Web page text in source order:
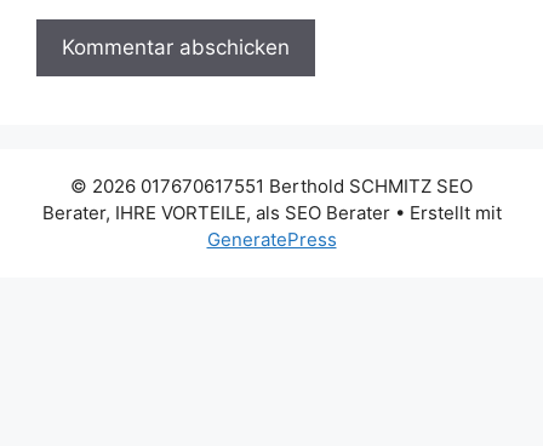
© 2026 017670617551 Berthold SCHMITZ SEO
Berater, IHRE VORTEILE, als SEO Berater• Erstellt mit
GeneratePress